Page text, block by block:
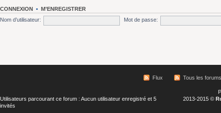
CONNEXION • M’ENREGISTRER
Nom d’utilisateur:
Mot de passe:
Flux Tous les forums
Utilisateurs parcourant ce forum : Aucun utilisateur enregistré et 5
invités
2013-2015 ©